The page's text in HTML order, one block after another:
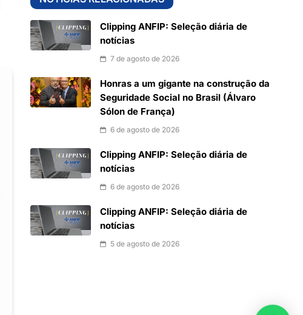
Clipping ANFIP: Seleção diária de
notícias
7 de agosto de 2026
Honras a um gigante na construção da
Seguridade Social no Brasil (Álvaro
Sólon de França)
6 de agosto de 2026
Clipping ANFIP: Seleção diária de
notícias
6 de agosto de 2026
Clipping ANFIP: Seleção diária de
notícias
5 de agosto de 2026